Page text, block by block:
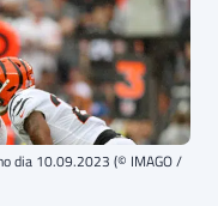
dia 10.09.2023 (© IMAGO /